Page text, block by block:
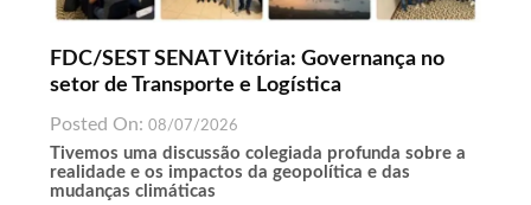
FDC/SEST SENAT Vitória: Governança no
setor de Transporte e Logística
Posted On: 08/07/2026
Tivemos uma discussão colegiada profunda sobre a
realidade e os impactos da geopolítica e das
mudanças climáticas